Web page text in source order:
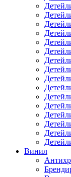
Винил